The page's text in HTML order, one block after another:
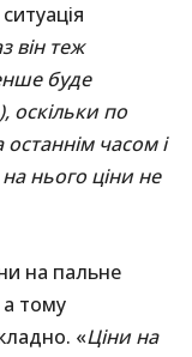
він теж
буде
оскільки по
часом і
нього ціни не
на пальне
а тому
«Ціни на